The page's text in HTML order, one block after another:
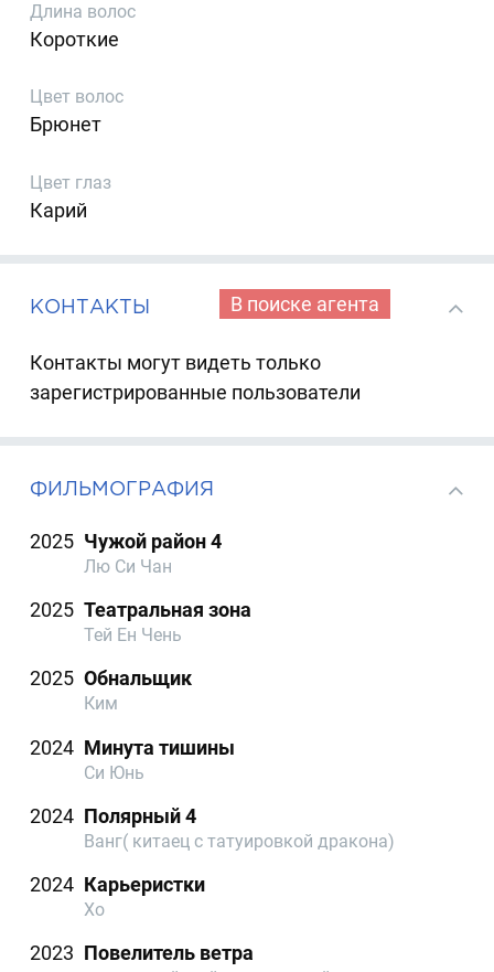
Длина волос
Короткие
Цвет волос
Брюнет
Цвет глаз
Карий
КОНТАКТЫ В поиске агента
Контакты могут видеть только
зарегистрированные пользователи
ФИЛЬМОГРАФИЯ
2025 Чужой район 4
Лю Си Чан
2025 Театральная зона
Тей Ен Чень
2025 Обнальщик
Ким
2024 Минута тишины
Си Юнь
2024 Полярный 4
Ванг( китаец с татуировкой дракона)
2024 Карьеристки
Хо
2023 Повелитель ветра